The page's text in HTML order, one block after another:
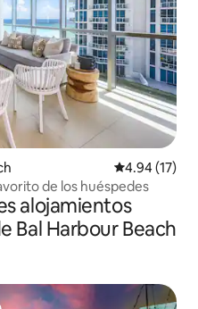
Calificación
4.94 (17)
de los huéspedes
alojamientos
Bal Harbour Beach